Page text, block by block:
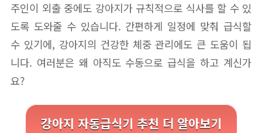
주인이 외출 중에도 강아지가 규칙적으로 식사를 할 수 있
도록 도와줄 수 있습니다. 간편하게 일정에 맞춰 급식할
수 있기에, 강아지의 건강한 체중 관리에도 큰 도움이 됩
니다. 여러분은 왜 아직도 수동으로 급식을 하고 계신가
요?
강아지 자동급식기 추천 더 알아보기